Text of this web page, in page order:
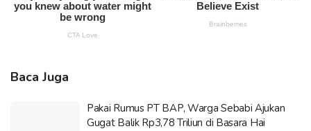
Baca Juga
Pakai Rumus PT BAP, Warga Sebabi Ajukan
Gugat Balik Rp3,78 Triliun di Basara Hai